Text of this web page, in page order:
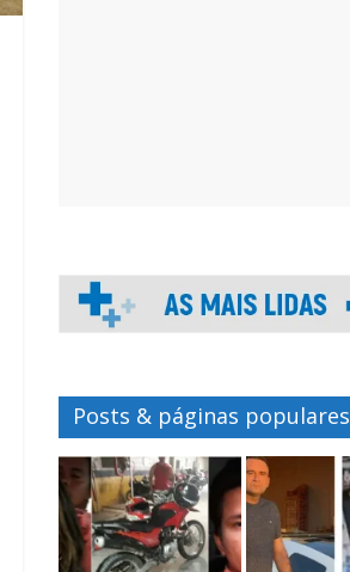
Posts & páginas populares